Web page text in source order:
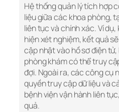
Hệ thống quản lý tích hợp
liệu giữa các khoa phòng,
liên tục và chính xác. Ví
hiện xét nghiệm, kết quả
cập nhật vào hồ sơ điện
phòng khám có thể truy
đợi. Ngoài ra, các công cụ
quyền truy cập dữ liệu và
bệnh viện vận hành liên
quả.